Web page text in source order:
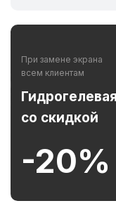
При замене экрана
всем клиентам
со скидкой
-20%